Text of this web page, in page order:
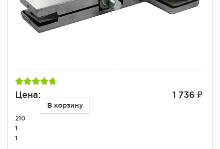
Цена: 1 736 ₽
В корзину
210
1
1